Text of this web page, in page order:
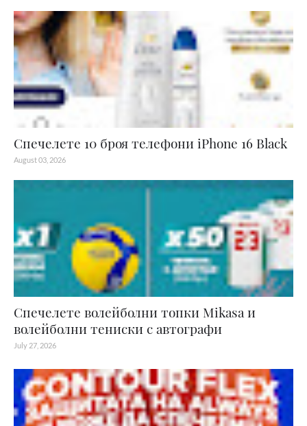
Спечелете 10 броя телефони iPhone 16 Black
August 03, 2026
Спечелете волейболни топки Mikasa и
волейболни тениски с автографи
July 27, 2026